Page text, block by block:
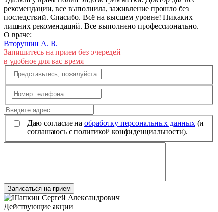
рекомендации, все выполнила, заживление прошло без
последствий. Спасибо. Всё на высшем уровне! Никаких
лишних рекомендаций. Все выполнено профессионально.
О враче:
Вторушин А. В.
Запишитесь на прием без очередей
в удобное для вас время
Даю согласие на обработку персональных данных (и
соглашаюсь с политикой конфиденциальности).
Записаться на прием
Действующие акции